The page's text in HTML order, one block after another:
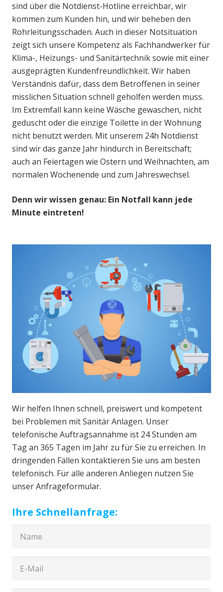
sind über die Notdienst-Hotline erreichbar, wir
kommen zum Kunden hin, und wir beheben den
Rohrleitungsschaden. Auch in dieser Notsituation
zeigt sich unsere Kompetenz als Fachhandwerker für
Klima-, Heizungs- und Sanitärtechnik sowie mit einer
ausgeprägten Kundenfreundlichkeit. Wir haben
Verständnis dafür, dass dem Betroffenen in seiner
misslichen Situation schnell geholfen werden muss.
Im Extremfall kann keine Wäsche gewaschen, nicht
geduscht oder die einzige Toilette in der Wohnung
nicht benutzt werden. Mit unserem 24h Notdienst
sind wir das ganze Jahr hindurch in Bereitschaft;
auch an Feiertagen wie Ostern und Weihnachten, am
normalen Wochenende und zum Jahreswechsel.
Denn wir wissen genau: Ein Notfall kann jede
Minute eintreten!
Wir helfen Ihnen schnell, preiswert und kompetent
bei Problemen mit Sanitär Anlagen. Unser
telefonische Auftragsannahme ist 24 Stunden am
Tag an 365 Tagen im Jahr zu für Sie zu erreichen. In
dringenden Fällen kontaktieren Sie uns am besten
telefonisch. Für alle anderen Anliegen nutzen Sie
unser Anfrageformular.
Ihre Schnellanfrage: